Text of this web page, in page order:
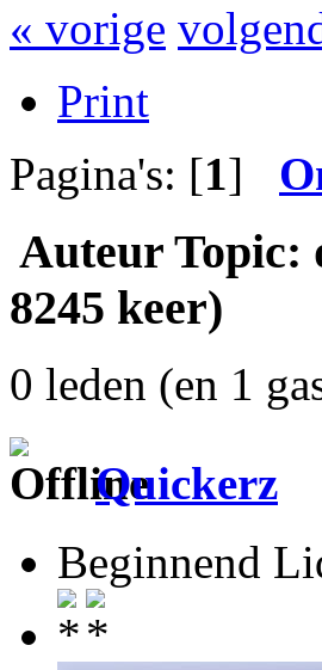
« vorige
Print
Pagina's: [1]
Auteur Topic:
8245 keer)
0 leden (en 1
Quickerz
Beginnend